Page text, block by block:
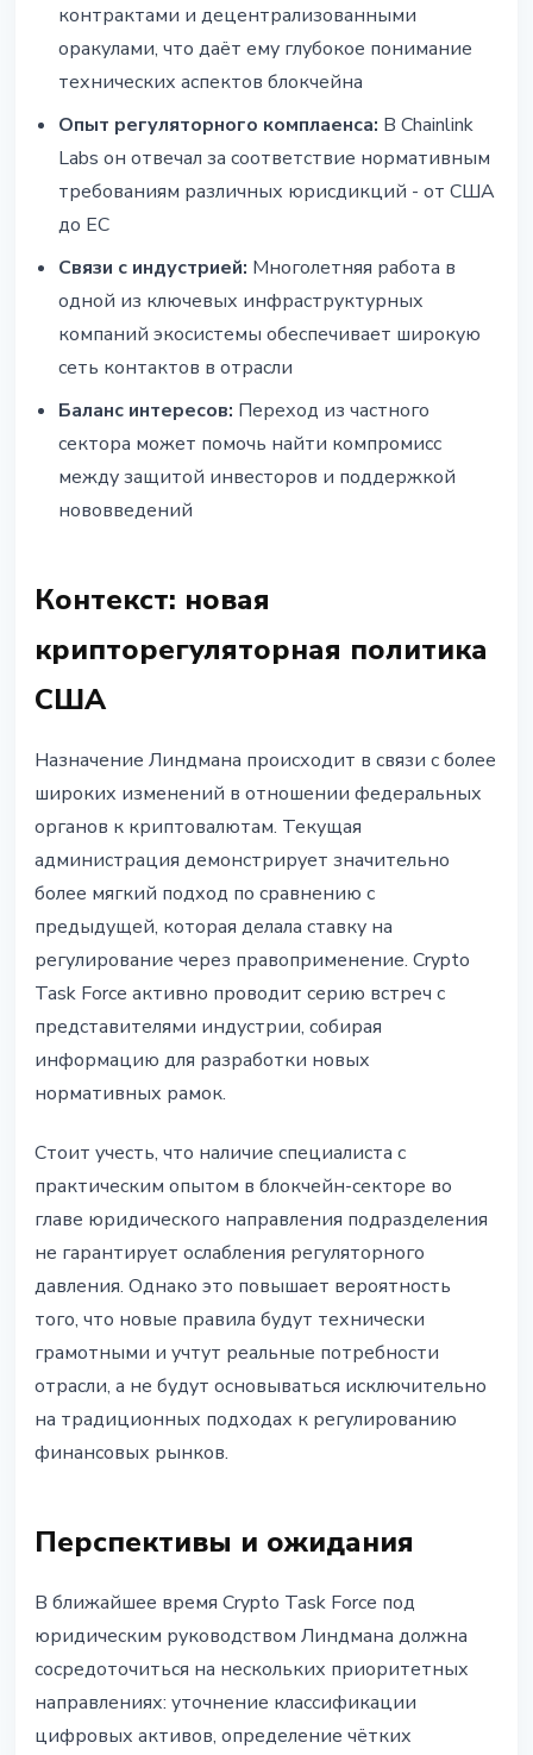
контрактами и децентрализованными
оракулами, что даёт ему глубокое понимание
технических аспектов блокчейна
Опыт регуляторного комплаенса: В Chainlink
Labs он отвечал за соответствие нормативным
требованиям различных юрисдикций - от США
до ЕС
Связи с индустрией: Многолетняя работа в
одной из ключевых инфраструктурных
компаний экосистемы обеспечивает широкую
сеть контактов в отрасли
Баланс интересов: Переход из частного
сектора может помочь найти компромисс
между защитой инвесторов и поддержкой
нововведений
Контекст: новая
крипторегуляторная политика
США
Назначение Линдмана происходит в связи с более
широких изменений в отношении федеральных
органов к криптовалютам. Текущая
администрация демонстрирует значительно
более мягкий подход по сравнению с
предыдущей, которая делала ставку на
регулирование через правоприменение. Crypto
Task Force активно проводит серию встреч с
представителями индустрии, собирая
информацию для разработки новых
нормативных рамок.
Стоит учесть, что наличие специалиста с
практическим опытом в блокчейн-секторе во
главе юридического направления подразделения
не гарантирует ослабления регуляторного
давления. Однако это повышает вероятность
того, что новые правила будут технически
грамотными и учтут реальные потребности
отрасли, а не будут основываться исключительно
на традиционных подходах к регулированию
финансовых рынков.
Перспективы и ожидания
В ближайшее время Crypto Task Force под
юридическим руководством Линдмана должна
сосредоточиться на нескольких приоритетных
направлениях: уточнение классификации
цифровых активов, определение чётких